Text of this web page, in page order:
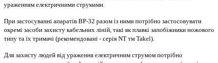
ураженням електричними струмами.
При застосуванні апаратів ВР-32 разом із ними потрібно застосовувати
окремі засоби захисту кабельних ліній, такі як плавкі запобіжники ножового
типу та їх тримачі (рекомендовані - серія NT тм Takel).
Для захисту людей від ураження електричним струмом потрібно